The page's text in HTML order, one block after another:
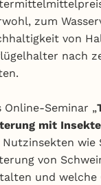
zum
von
nach
Online-Seminar „
mit
Nutzinsekten wie
von
und